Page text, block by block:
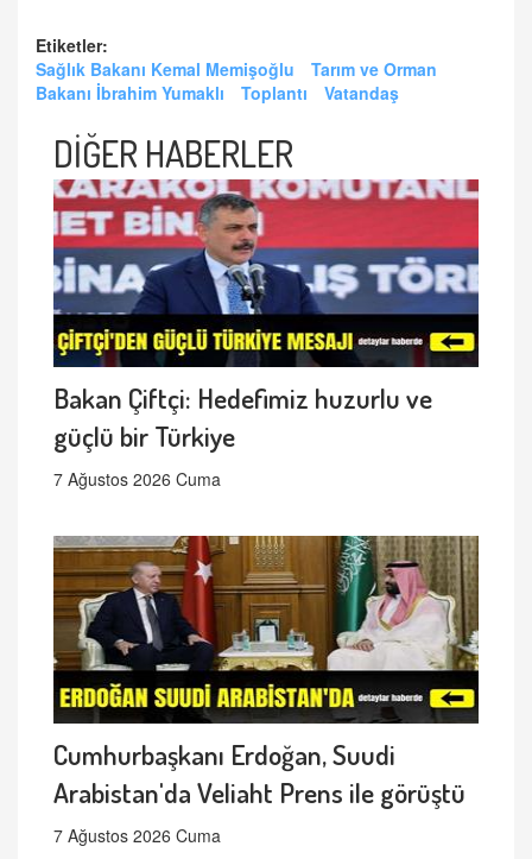
Etiketler:
Sağlık Bakanı Kemal Memişoğlu
Tarım ve Orman
Bakanı İbrahim Yumaklı
Toplantı Vatandaş
DİĞER HABERLER
Bakan Çiftçi: Hedefimiz huzurlu ve
güçlü bir Türkiye
7 Ağustos 2026 Cuma
Cumhurbaşkanı Erdoğan, Suudi
Arabistan'da Veliaht Prens ile görüştü
7 Ağustos 2026 Cuma